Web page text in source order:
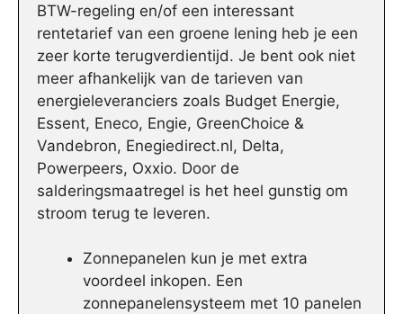
BTW-regeling en/of een interessant
rentetarief van een groene lening heb je een
zeer korte terugverdientijd. Je bent ook niet
meer afhankelijk van de tarieven van
energieleveranciers zoals Budget Energie,
Essent, Eneco, Engie, GreenChoice &
Vandebron, Enegiedirect.nl, Delta,
Powerpeers, Oxxio. Door de
salderingsmaatregel is het heel gunstig om
stroom terug te leveren.
Zonnepanelen kun je met extra
voordeel inkopen. Een
zonnepanelensysteem met 10 panelen